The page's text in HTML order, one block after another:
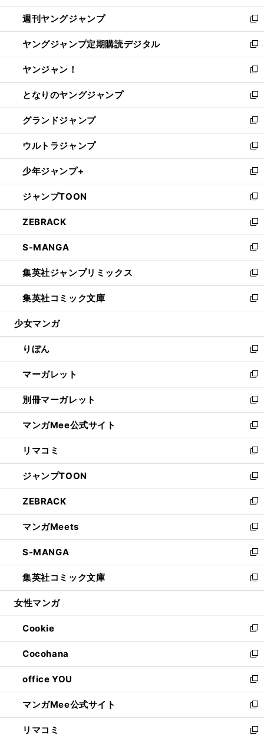
開
く
ウ
で
開
く
ン
ド
ウ
で
開
く
ウ
ィ
ン
ド
ウ
で
開
く
週刊ヤングジャンプ
新
し
い
ウ
ィ
ン
ド
ウ
で
開
く
ヤングジャンプ定期購読デジタル
新
し
い
ウ
ィ
ン
ド
ウ
で
開
く
ヤンジャン！
新
し
い
ウ
ィ
ン
ド
ウ
で
開
く
となりのヤングジャンプ
新
し
い
ウ
ィ
ン
ド
ウ
で
開
く
グランドジャンプ
新
し
い
ウ
ィ
ン
ド
ウ
で
開
く
ウルトラジャンプ
新
し
い
ウ
ィ
ン
ド
ウ
で
開
く
少年ジャンプ+
新
し
い
ウ
ィ
ン
ド
ウ
で
開
く
ジャンプTOON
新
し
い
ウ
ィ
ン
ド
ウ
で
開
ZEBRACK
新
し
い
ウ
ィ
ン
ド
ウ
開
く
S-MANGA
新
し
い
ウ
ィ
ン
ウ
で
開
く
集英社ジャンプリミックス
新
し
い
ウ
ン
ド
ウ
で
開
く
集英社コミック文庫
新
し
ウ
ィ
ン
ド
ウ
で
開
く
少女マンガ
りぼん
新
し
い
ウ
ィ
ン
ド
ウ
で
開
く
マーガレット
新
し
い
ウ
ィ
ン
ド
ウ
で
開
く
別冊マーガレット
新
し
い
ウ
ィ
ン
ド
ウ
で
開
く
マンガMee公式サイト
新
し
い
ウ
ィ
ン
ド
ウ
で
開
く
リマコミ
新
し
い
ウ
ィ
ン
ド
ウ
で
開
く
ジャンプTOON
新
し
い
ウ
ィ
ン
ド
ウ
で
開
ZEBRACK
新
し
い
ウ
ィ
ン
ド
ウ
開
く
マンガMeets
新
し
い
ウ
ィ
ン
ウ
で
開
く
S-MANGA
新
し
い
ウ
ン
ド
ウ
で
開
く
集英社コミック文庫
新
し
ウ
ィ
ン
ド
ウ
で
開
く
女性マンガ
Cookie
新
し
い
ウ
ィ
ン
ド
ウ
で
Cocohana
新
し
い
ウ
ィ
ン
ド
office YOU
新
し
い
ウ
ィ
マンガMee公式サイト
新
し
い
リマコミ 新